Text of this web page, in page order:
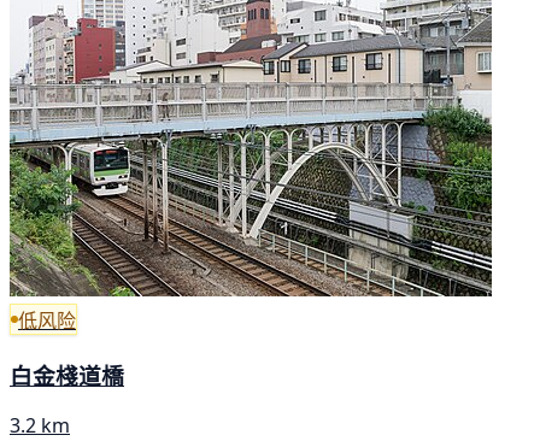
低风险
白金棧道橋
3.2 km